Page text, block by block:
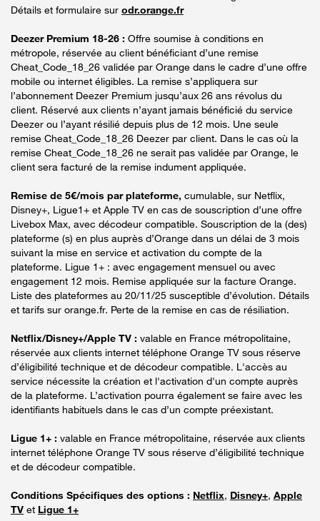
Détails et formulaire sur odr.orange.fr
Deezer Premium 18-26 : Offre soumise à conditions en
métropole, réservée au client bénéficiant d’une remise
Cheat_Code_18_26 validée par Orange dans le cadre d’une offre
mobile ou internet éligibles. La remise s’appliquera sur
l’abonnement Deezer Premium jusqu’aux 26 ans révolus du
client. Réservé aux clients n’ayant jamais bénéficié du service
Deezer ou l’ayant résilié depuis plus de 12 mois. Une seule
remise Cheat_Code_18_26 Deezer par client. Dans le cas où la
remise Cheat_Code_18_26 ne serait pas validée par Orange, le
client sera facturé de la remise indument appliquée.
Remise de 5€/mois par plateforme, cumulable, sur Netflix,
Disney+, Ligue1+ et Apple TV en cas de souscription d’une offre
Livebox Max, avec décodeur compatible. Souscription de la (des)
plateforme (s) en plus auprès d’Orange dans un délai de 3 mois
suivant la mise en service et activation du compte de la
plateforme. Ligue 1+ : avec engagement mensuel ou avec
engagement 12 mois. Remise appliquée sur la facture Orange.
Liste des plateformes au 20/11/25 susceptible d’évolution. Détails
et tarifs sur orange.fr. Perte de la remise en cas de résiliation.
Netflix/Disney+/Apple TV : valable en France métropolitaine,
réservée aux clients internet téléphone Orange TV sous réserve
d’éligibilité technique et de décodeur compatible. L'accès au
service nécessite la création et l'activation d'un compte auprès
de la plateforme. L’activation pourra également se faire avec les
identifiants habituels dans le cas d’un compte préexistant.
Ligue 1+ : valable en France métropolitaine, réservée aux clients
internet téléphone Orange TV sous réserve d’éligibilité technique
et de décodeur compatible.
Conditions Spécifiques des options : Netflix, Disney+, Apple
TV et Ligue 1+